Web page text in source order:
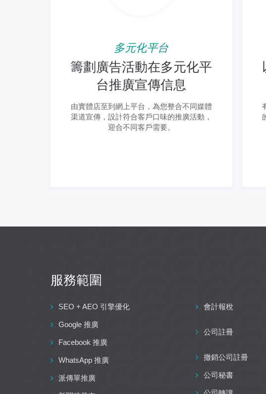
多元化平台
籌劃廣告活動在多元化平
台推廣宣傳信息
由實體店至到網上平台，為您整合不同媒體
渠道宣傳，設計符合客戶口味的推廣活動，
迎合不同客戶需要。
服務範圍
SEO + AEO 引擎優化
Google 推廣
Facebook 推廣
WhatsApp 推廣
派傳單推廣
會計報稅
公司註冊
撤銷公司註冊
公司秘書